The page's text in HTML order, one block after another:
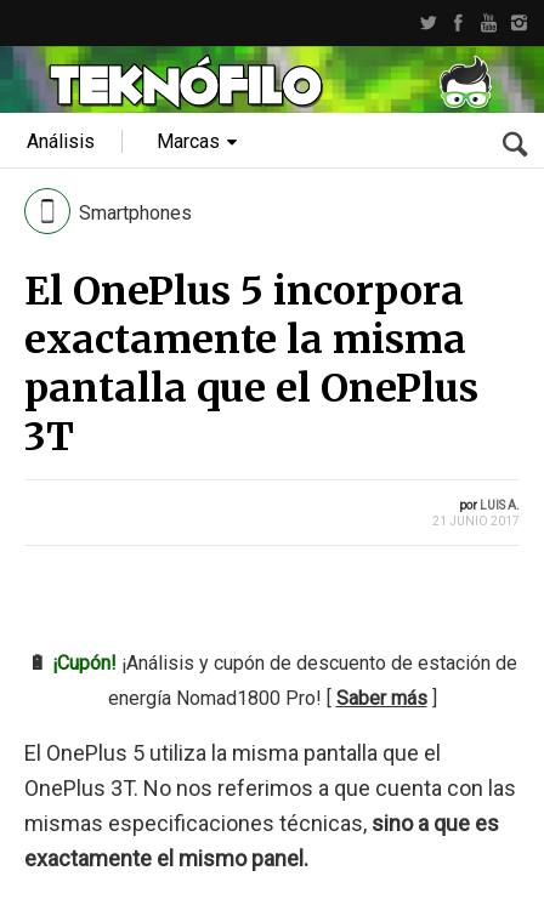
Análisis Marcas
Smartphones
El OnePlus 5 incorpora
exactamente la misma
pantalla que el OnePlus
3T
por LUIS A.
21 JUNIO 2017
🔋 ¡Cupón! ¡Análisis y cupón de descuento de estación de
energía Nomad1800 Pro! [ Saber más]
El OnePlus 5 utiliza la misma pantalla que el
OnePlus 3T. No nos referimos a que cuenta con las
mismas especificaciones técnicas, sino a que es
exactamente el mismo panel.